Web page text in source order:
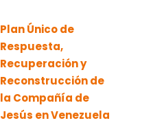
Plan Único de
Respuesta,
Recuperación y
Reconstrucción de
la Compañía de
Jesús en Venezuela